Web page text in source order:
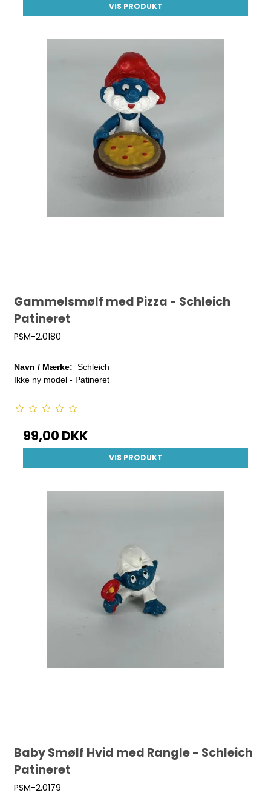
VIS PRODUKT
Gammelsmølf med Pizza - Schleich
Patineret
PSM-2.0180
Navn / Mærke: Schleich
Ikke ny model - Patineret
99,00 DKK
VIS PRODUKT
Baby Smølf Hvid med Rangle - Schleich
Patineret
PSM-2.0179